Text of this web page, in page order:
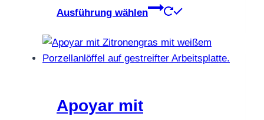
€5,50
€49,90
Ausführung wählen
Dieses
weist
mehrere
Apoyar mit